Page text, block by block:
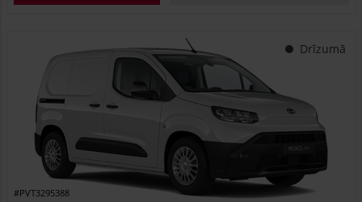
Drīzumā
#PVT3295388